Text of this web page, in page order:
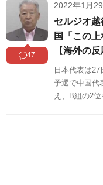
に対して、評
中国で話題に
をSNSや掲示
47
2022年1月
セルジオ
国「この
【海外の反
日本代表は
予選で中国代
え、B組の2